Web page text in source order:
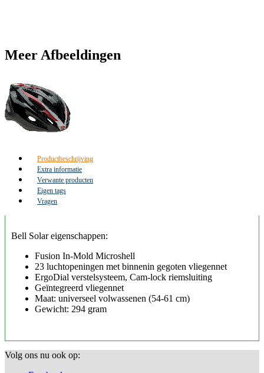
Meer Afbeeldingen
Productbeschrijving
Extra informatie
Verwante producten
Eigen tags
Vragen
Bell Solar eigenschappen:
Fusion In-Mold Microshell
23 luchtopeningen met binnenin gegoten vliegennet
ErgoDial verstelsysteem, Cam-lock riemsluiting
Geïntegreerd vliegennet
Maat: universeel volwassenen (54-61 cm)
Gewicht: 294 gram
Volg ons nu ook op: